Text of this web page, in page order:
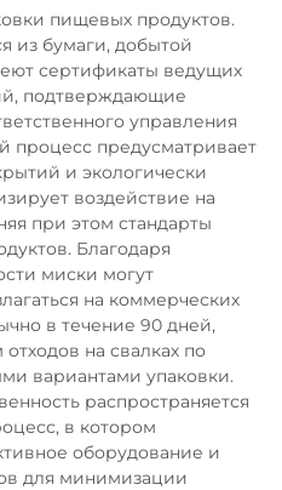
пищевых продуктов.
из бумаги, добытой
сертификаты ведущих
подтверждающие
управления
процесс предусматривает
и экологически
воздействие на
при этом стандарты
Благодаря
миски могут
на коммерческих
в течение 90 дней,
на свалках по
вариантами упаковки.
распространяется
в котором
оборудование и
для минимизации